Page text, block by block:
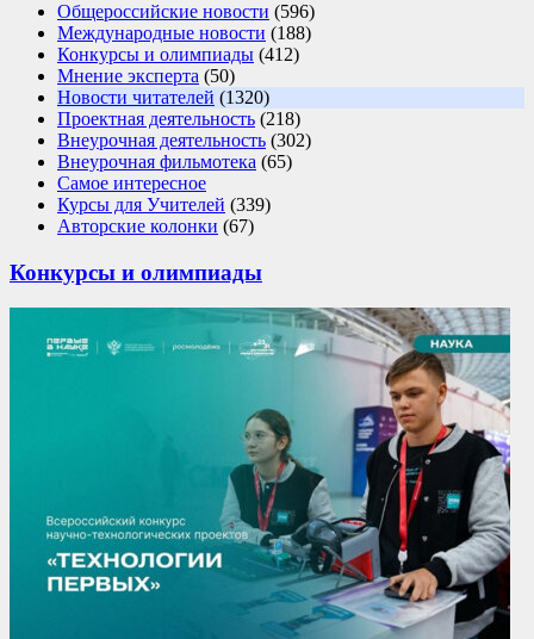
Общероссийские новости (596)
Международные новости (188)
Конкурсы и олимпиады (412)
Мнение эксперта (50)
Новости читателей (1320)
Проектная деятельность (218)
Внеурочная деятельность (302)
Внеурочная фильмотека (65)
Самое интересное
Курсы для Учителей (339)
Авторские колонки (67)
Конкурсы и олимпиады